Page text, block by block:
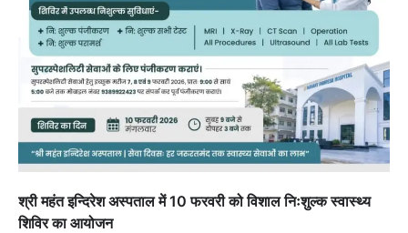
श्री महंत इन्दिरेश अस्पताल में 10 फरवरी को विशाल निःशुल्क स्वास्थ्य
शिविर का आयोजन